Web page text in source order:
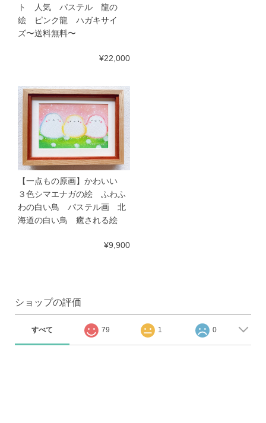
ト 人気 パステル 龍の
絵 ピンク龍 ハガキサイ
ズ〜送料無料〜
¥22,000
【一点もの原画】かわいい
３色シマエナガの絵 ふわふ
わの白い鳥 パステル画 北
海道の白い鳥 癒される絵
¥9,900
ショップの評価
すべて 79 1 0